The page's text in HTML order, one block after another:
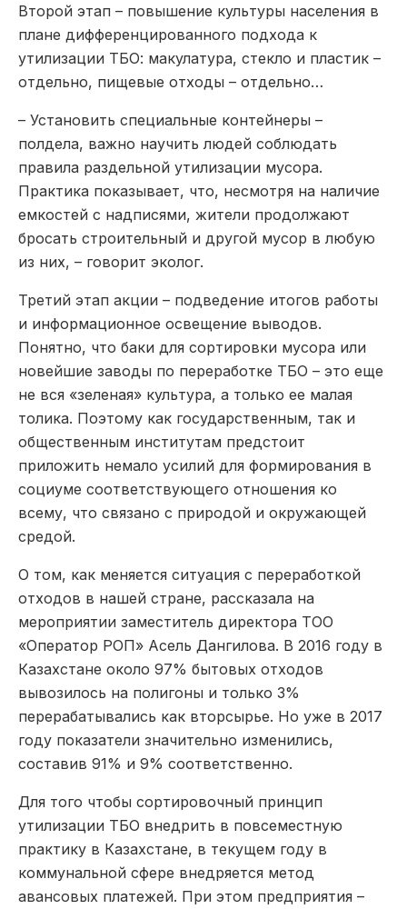
Второй этап – повышение культуры населения в
плане дифференцированного подхода к
утилизации ТБО: макулатура, стекло и пластик –
отдельно, пищевые отходы – отдельно…
– Установить специальные контейнеры –
полдела, важно научить людей соблюдать
правила раздельной утилизации мусора.
Практика показывает, что, несмотря на наличие
емкостей с надписями, жители продолжают
бросать строительный и другой мусор в любую
из них, – говорит эколог.
Третий этап акции – подведение итогов работы
и информационное освещение выводов.
Понятно, что баки для сортировки мусора или
новейшие заводы по переработке ТБО – это еще
не вся «зеленая» культура, а только ее малая
толика. Поэтому как государственным, так и
общественным институтам предстоит
приложить немало усилий для формирования в
социуме соответствующего отношения ко
всему, что связано с природой и окружающей
средой.
О том, как меняется ситуация с переработкой
отходов в нашей стране, рассказала на
мероприятии заместитель директора ТОО
«Оператор РОП» Асель Дангилова. В 2016 году в
Казахстане около 97% бытовых отходов
вывозилось на полигоны и только 3%
перерабатывались как вторсырье. Но уже в 2017
году показатели значительно изменились,
составив 91% и 9% соответственно.
Для того чтобы сортировочный принцип
утилизации ТБО внедрить в повсеместную
практику в Казахстане, в текущем году в
коммунальной сфере внедряется метод
авансовых платежей. При этом предприятия –